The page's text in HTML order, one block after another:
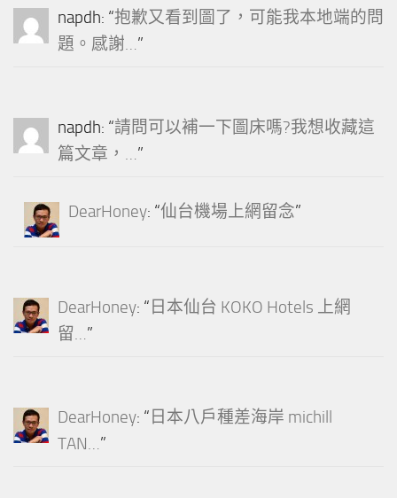
napdh: “抱歉又看到圖了，可能我本地端的問
題。感謝…”
napdh: “請問可以補一下圖床嗎?我想收藏這
篇文章，…”
DearHoney: “仙台機場上網留念”
DearHoney: “ 日本仙台 KOKO Hotels 上網
留…”
DearHoney: “ 日本八戶種差海岸 michill
TAN…”